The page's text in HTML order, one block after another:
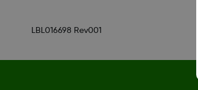
LBL016698 Rev001